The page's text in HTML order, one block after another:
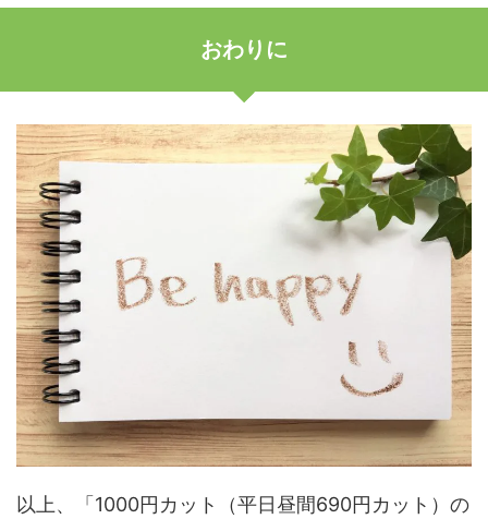
おわりに
以上、「1000円カット（平日昼間690円カット）の